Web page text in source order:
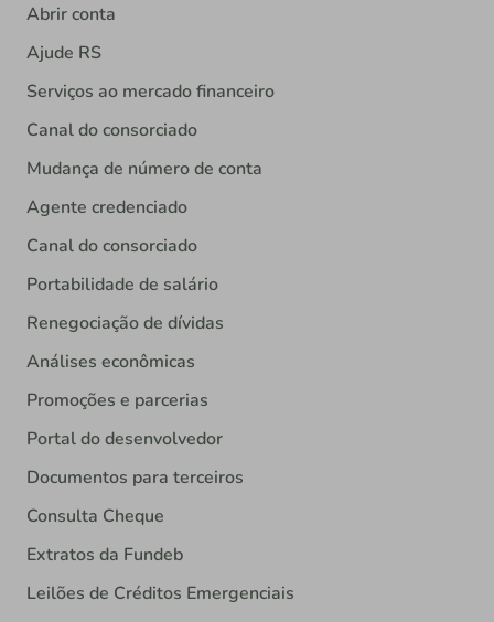
Abrir conta
Ajude RS
Serviços ao mercado financeiro
Canal do consorciado
Mudança de número de conta
Agente credenciado
Canal do consorciado
Portabilidade de salário
Renegociação de dívidas
Análises econômicas
Promoções e parcerias
Portal do desenvolvedor
Documentos para terceiros
Consulta Cheque
Extratos da Fundeb
Leilões de Créditos Emergenciais